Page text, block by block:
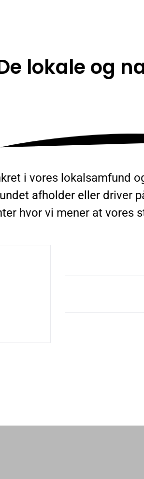
lokale og
i vores lokalsamfund
afholder eller driver
hvor vi mener at vores